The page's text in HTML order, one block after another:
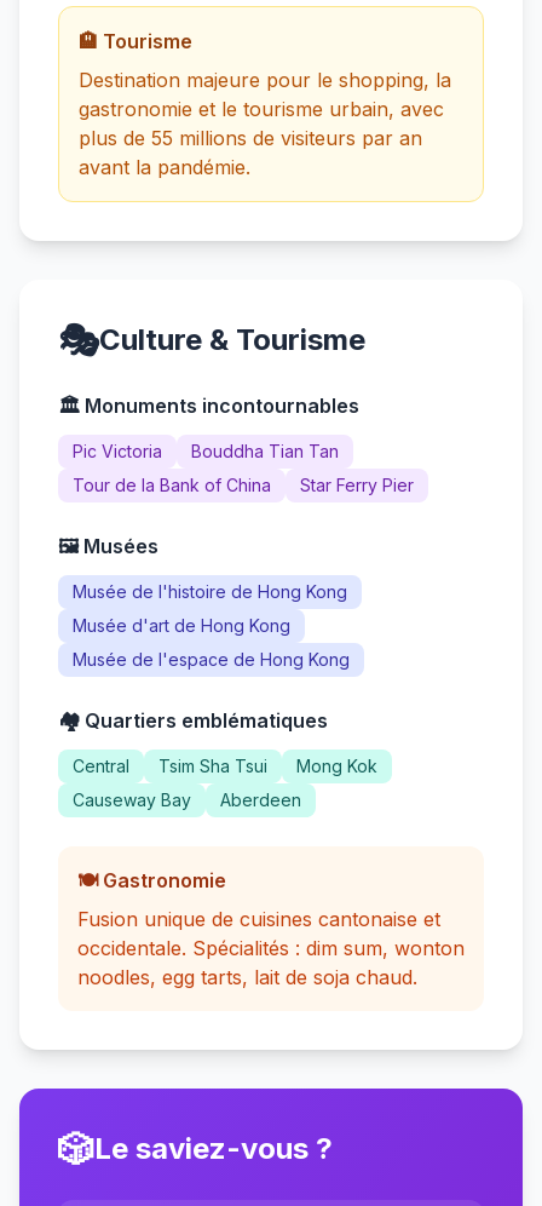
🏨 Tourisme
Destination majeure pour le shopping, la
gastronomie et le tourisme urbain, avec
plus de 55 millions de visiteurs par an
avant la pandémie.
🎭Culture & Tourisme
🏛️ Monuments incontournables
Pic Victoria
Bouddha Tian Tan
Tour de la Bank of China
Star Ferry Pier
🖼️ Musées
Musée de l'histoire de Hong Kong
Musée d'art de Hong Kong
Musée de l'espace de Hong Kong
🏘️ Quartiers emblématiques
Central Tsim Sha Tsui
Mong Kok
Causeway Bay
Aberdeen
🍽️ Gastronomie
Fusion unique de cuisines cantonaise et
occidentale. Spécialités : dim sum, wonton
noodles, egg tarts, lait de soja chaud.
🎲Le saviez-vous ?